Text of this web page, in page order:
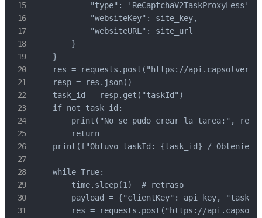
            "type": 'ReCaptchaV2TaskProxyLess',
            "websiteKey": site_key,
            "websiteURL": site_url
        }
    }
res = requests.post("https://
    resp = res.json()
    task_id = resp.get("taskId")
    if not task_id:
print("No se pudo crear la tarea:",
        return
print(f"Obtuvo taskId: {task_id} /
    while True:
        time.sleep(1)  # retraso
payload = {"clientKey": api_key,
res = requests.post("https://